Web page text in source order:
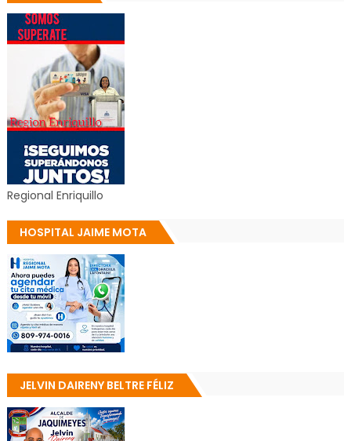
Regional Enriquillo
HOSPITAL JAIME MOTA
JELVIN DAIRENY BELTRE FÉLIZ